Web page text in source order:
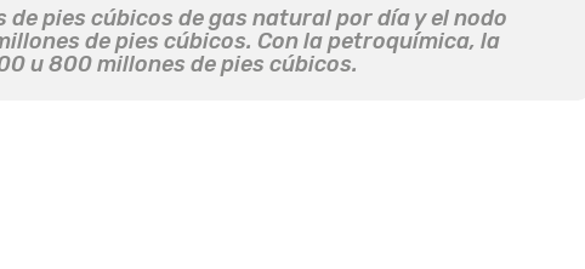
pies cúbicos de gas natural por día y el nodo
de pies cúbicos. Con la petroquímica, la
u 800 millones de pies cúbicos.